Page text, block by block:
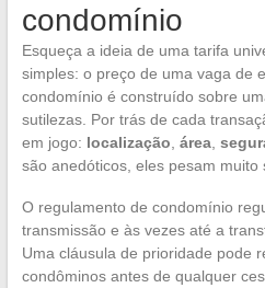
condomínio
Esqueça a ideia de uma tarifa
simples: o preço de uma vaga de
condomínio é construído sobre
sutilezas. Por trás de cada
em jogo: localização área,
são anedóticos, eles pesam muito
O regulamento de condomínio
transmissão e às vezes até a
Uma cláusula de prioridade pode
condôminos antes de qualquer